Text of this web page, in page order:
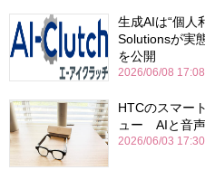
生成AIは“個人
Solutionsが実
を公開
2026/06/08
HTCのスマー
ュー AIと音声
2026/06/03